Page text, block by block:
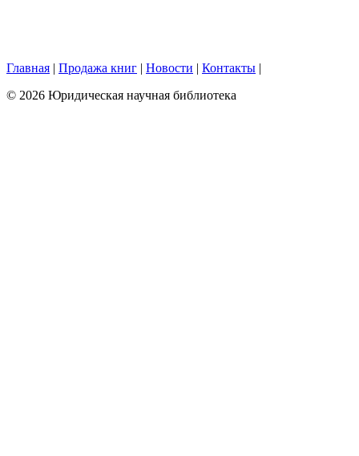
Главная | Продажа книг | Новости | Контакты |
© 2026 Юридическая научная библиотека